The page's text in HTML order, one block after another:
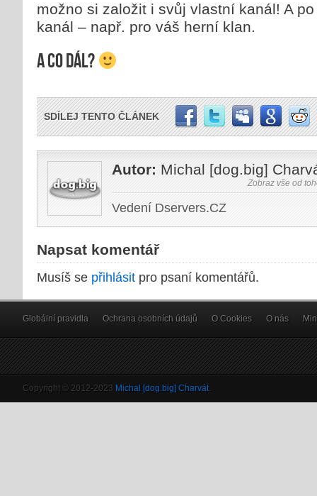
možno si založit i svůj vlastní kanál! A
kanál – např. pro váš herní klan.
A co dál?
SDÍLEJ TENTO ČLÁNEK
Autor: Michal [dog.big]
Zobraz vše od
Vedení Dservers.CZ
Napsat komentář
Musíš se přihlásit pro psaní komentářů.
Globální pravidla Ochrana osobních údajů O Cookies O nás
Copyright © 2012-2023 Michal [dog.big] Charvát.